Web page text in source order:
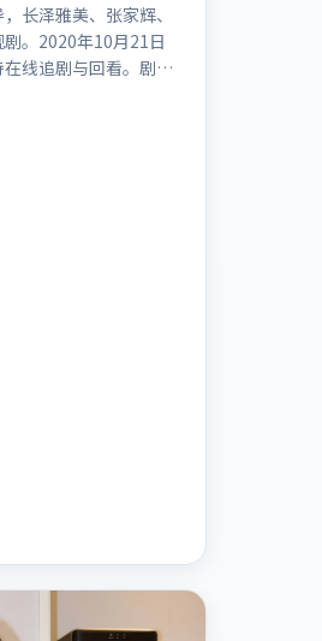
长泽雅美、张家辉、
。2020年10月21日
线追剧与回看。剧情
互勾连，结局出人意
检索「月面独白」
2020」「2020-10-
介与主创信息。